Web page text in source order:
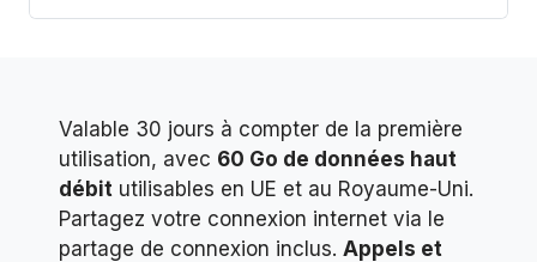
Valable 30 jours à compter de la première
utilisation, avec 60 Go de données haut
débit utilisables en UE et au Royaume-Uni.
Partagez votre connexion internet via le
partage de connexion inclus. Appels et